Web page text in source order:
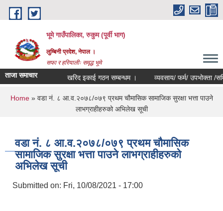
Skip to main content
भूमे गाउँपालिका, रुकुम (पूर्वी भाग)
लुम्बिनी प्रदेश, नेपाल ।
सफा र हरियालीः समृद्ध भूमे
ताजा समाचार खरिद इकाई गठन सम्बन्धम । व्यवसाय/ फर्म/ उपभोक्ता /समिति/
You are here
Home» वडा नं. ८ आ.व.२०७८/०७९ प्रथम चौमासिक सामाजिक सुरक्षा भत्ता पाउने
लाभग्राहीहरुको अभिलेख सूची
वडा नं. ८ आ.व.२०७८/०७९ प्रथम चौमासिक
सामाजिक सुरक्षा भत्ता पाउने लाभग्राहीहरुको
अभिलेख सूची
Submitted on: Fri, 10/08/2021 - 17:00